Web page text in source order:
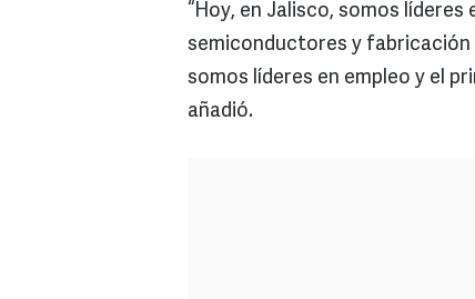
“Hoy, en Jalisco, somos
semiconductores y
somos líderes en empleo y el
añadió.